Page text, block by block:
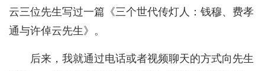
云三位先生写过一篇《三个世代传灯人：钱穆、费孝
通与许倬云先生》。
后来，我就通过电话或者视频聊天的方式向先生